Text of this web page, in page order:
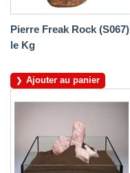
Pierre Freak Rock (S067)
le Kg
Ajouter au panier